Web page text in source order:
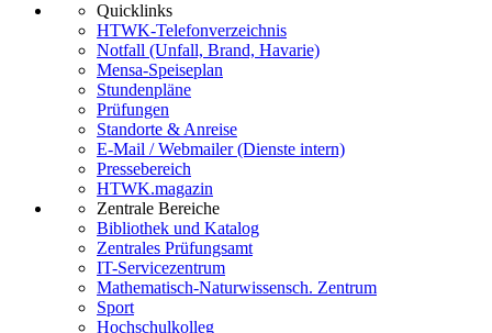
Quicklinks
HTWK-Telefonverzeichnis
Notfall (Unfall, Brand, Havarie)
Mensa-Speiseplan
Stundenpläne
Prüfungen
Standorte & Anreise
E-Mail / Webmailer (Dienste intern)
Pressebereich
HTWK.magazin
Zentrale Bereiche
Bibliothek und Katalog
Zentrales Prüfungsamt
IT-Servicezentrum
Mathematisch-Naturwissensch. Zentrum
Sport
Hochschulkolleg